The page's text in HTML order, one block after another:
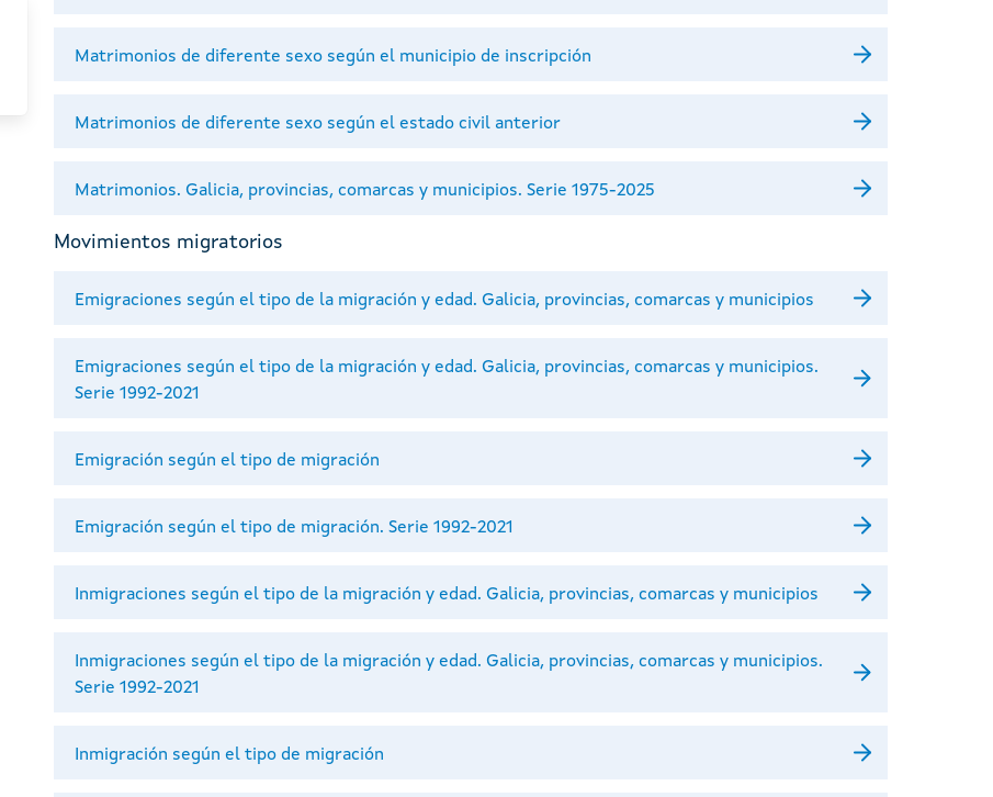
Matrimonios de diferente sexo según el municipio de inscripción
Matrimonios de diferente sexo según el estado civil anterior
Matrimonios. Galicia, provincias, comarcas y municipios. Serie 1975-2025
Movimientos migratorios
Emigraciones según el tipo de la migración y edad. Galicia, provincias, comarcas y municipios
Emigraciones según el tipo de la migración y edad. Galicia, provincias, comarcas y municipios.
Serie 1992-2021
Emigración según el tipo de migración
Emigración según el tipo de migración. Serie 1992-2021
Inmigraciones según el tipo de la migración y edad. Galicia, provincias, comarcas y municipios
Inmigraciones según el tipo de la migración y edad. Galicia, provincias, comarcas y municipios.
Serie 1992-2021
Inmigración según el tipo de migración